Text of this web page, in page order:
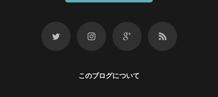
このブログについて